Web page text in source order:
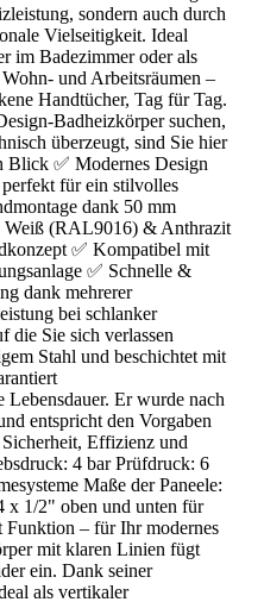
sondern auch durch
Vielseitigkeit. Ideal
im Badezimmer oder als
und Arbeitsräumen –
Handtücher, Tag für Tag.
Badheizkörper suchen,
überzeugt, sind Sie hier
Blick ✅ Modernes Design
für ein stilvolles
dank 50 mm
Weiß (RAL9016) & Anthrazit
✅ Kompatibel mit
✅ Schnelle &
dank mehrerer
bei schlanker
die Sie sich verlassen
Stahl und beschichtet mit
Lebensdauer. Er wurde nach
entspricht den Vorgaben
Effizienz und
4 bar Prüfdruck: 6
Maße der Paneele:
x 1/2" oben und unten für
– für Ihr modernes
mit klaren Linien fügt
ein. Dank seiner
als vertikaler